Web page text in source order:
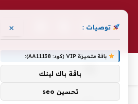
فيسبوك
(Twitter)
الانستغرام
الرئيسية Doyle
توصيات : ×
باقة متميزة VIP (كود: AA11138):
باقة باك لينك
تحسين seo